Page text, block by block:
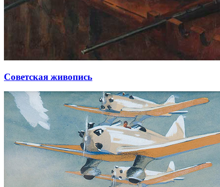
Советская живопись